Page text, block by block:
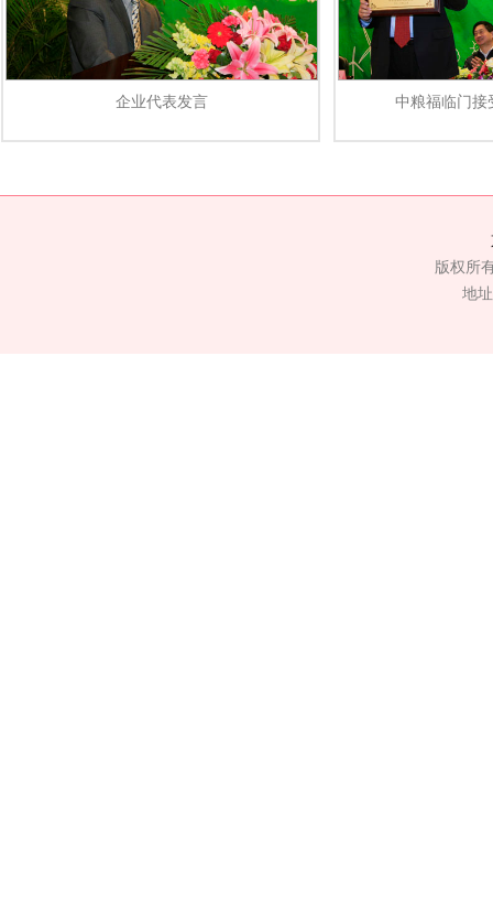
企业代表发言 中粮福临门接
版权所
地